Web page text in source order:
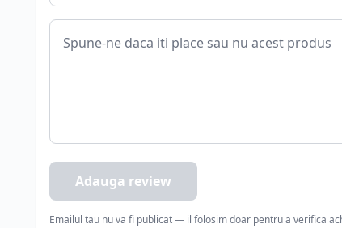
Adauga review
Emailul tau nu va fi publicat — il folosim doar pentru a verifica